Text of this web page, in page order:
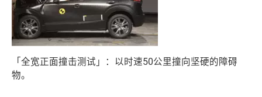
「全宽正面撞击测试」：以时速50公里撞向坚硬的障碍
物。